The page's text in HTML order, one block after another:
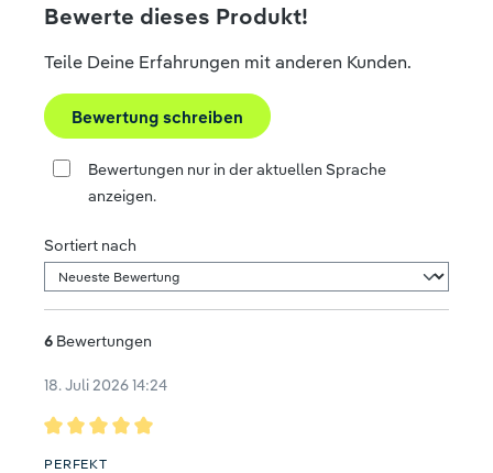
Bewerte dieses Produkt!
Teile Deine Erfahrungen mit anderen Kunden.
Bewertung schreiben
Bewertungen nur in der aktuellen Sprache
anzeigen.
Sortiert nach
6 Bewertungen
18. Juli 2026 14:24
PERFEKT